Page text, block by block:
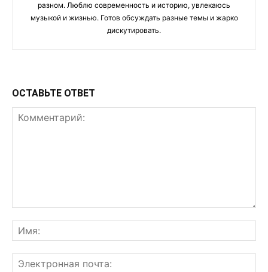
разном. Люблю современность и историю, увлекаюсь
музыкой и жизнью. Готов обсуждать разные темы и жарко
дискутировать.
ОСТАВЬТЕ ОТВЕТ